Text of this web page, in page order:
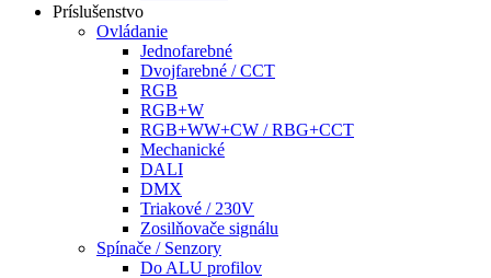
Príslušenstvo
Ovládanie
Jednofarebné
Dvojfarebné / CCT
RGB
RGB+W
RGB+WW+CW / RBG+CCT
Mechanické
DALI
DMX
Triakové / 230V
Zosilňovače signálu
Spínače / Senzory
Do ALU profilov